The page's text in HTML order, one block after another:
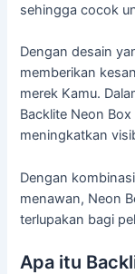
sehingga cocok
Dengan desain
memberikan
merek Kamu.
Backlite Neon
meningkatkan
Dengan
menawan, Neon
terlupakan bagi
Apa itu